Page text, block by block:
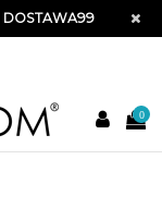
DOSTAWA99
0